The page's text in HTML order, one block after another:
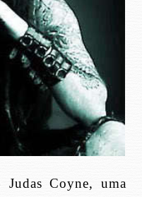
Judas Coyne, uma